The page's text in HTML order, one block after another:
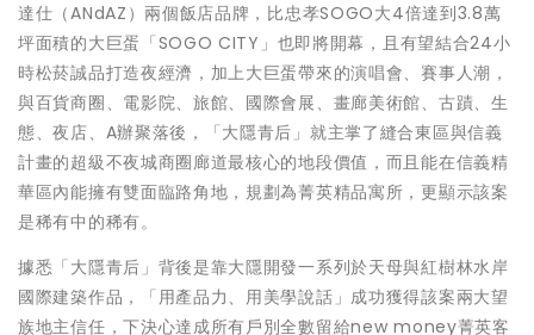
達仕（ANdAZ）兩個飯店品牌，比忠孝SOGO大4倍達到3.8萬
坪面積的大巨蛋「SOGO CITY」也即將開幕，且有望結合24小
時松菸誠品打造夜經濟，加上大巨蛋帶來的演唱會、賽事人潮，
與百貨商圈、電影院、旅館、國際會展、畫廊美術館、古蹟、生
態、夜店、A辦聚落後，「大隱青后」就主掌了縫合東區與信義
計畫的超級不夜城商圈廊道最核心的地段價值，而且能在信義精
華區內能擁有雙面臨路角地，規劃為菁英精品寓所，更顯示該案
是稀有中的稀有。
據悉「大隱青后」背後是靠大隱開發一系列於天母與紅樹林水岸
國際建築作品，「用產品力、用美學說話」成功獲得該案兩大望
族地主信任，下決心達成所有戶別全數留給new money菁英客